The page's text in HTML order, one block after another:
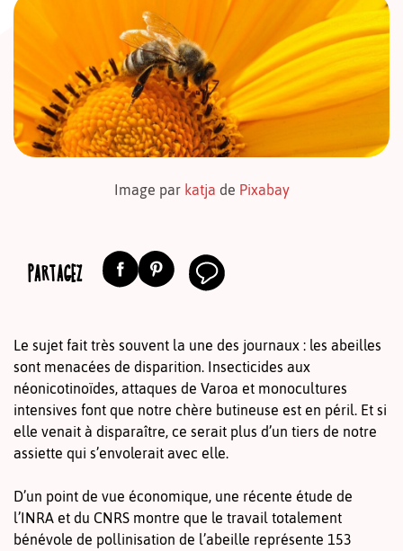
Image par katja de Pixabay
PARTAGEZ
Le sujet fait très souvent la une des journaux : les abeilles
sont menacées de disparition. Insecticides aux
néonicotinoïdes, attaques de Varoa et monocultures
intensives font que notre chère butineuse est en péril. Et si
elle venait à disparaître, ce serait plus d’un tiers de notre
assiette qui s’envolerait avec elle.
D’un point de vue économique, une récente étude de
l’INRA et du CNRS montre que le travail totalement
bénévole de pollinisation de l’abeille représente 153